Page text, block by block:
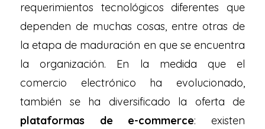
requerimientos tecnológicos diferentes que
dependen de muchas cosas, entre otras de
la etapa de maduración en que se encuentra
la organización. En la medida que el
comercio electrónico ha evolucionado,
también se ha diversificado la oferta de
plataformas de e-commerce: existen